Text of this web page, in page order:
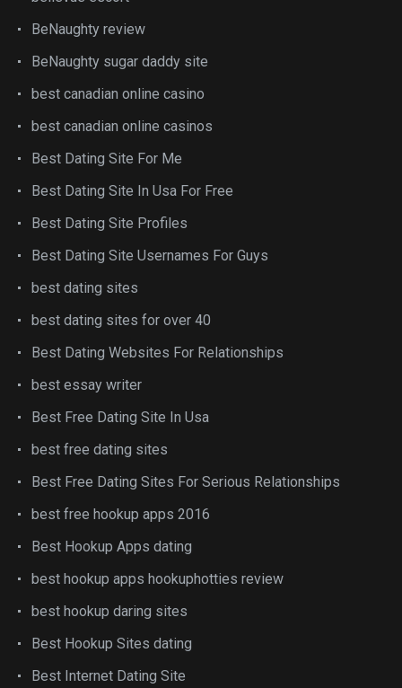
BeNaughty review
BeNaughty sugar daddy site
best canadian online casino
best canadian online casinos
Best Dating Site For Me
Best Dating Site In Usa For Free
Best Dating Site Profiles
Best Dating Site Usernames For Guys
best dating sites
best dating sites for over 40
Best Dating Websites For Relationships
best essay writer
Best Free Dating Site In Usa
best free dating sites
Best Free Dating Sites For Serious Relationships
best free hookup apps 2016
Best Hookup Apps dating
best hookup apps hookuphotties review
best hookup daring sites
Best Hookup Sites dating
Best Internet Dating Site